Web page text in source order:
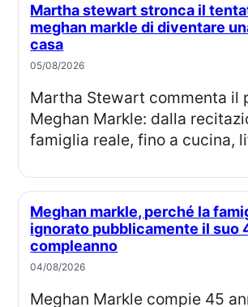
Martha stewart stronca il tentativo di
meghan markle di diventare
casa
05/08/2026
Martha Stewart commenta il percorso di
Meghan Markle: dalla
famiglia reale, fino a cucina,
Meghan markle, perché la famiglia reale ha
ignorato pubblicamente il suo
compleanno
04/08/2026
Meghan Markle compie 45 anni, ma dalla